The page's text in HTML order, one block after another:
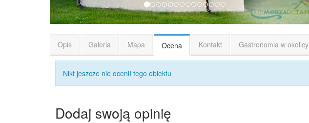
Opis Galeria Mapa Ocena Kontakt Gastronomia w okolicy
Nikt jeszcze nie ocenił tego obiektu
Dodaj swoją opinię